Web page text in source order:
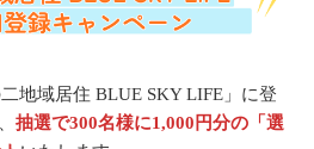
地域居住 BLUE SKY LIFE」に登
抽選で300名様に1,000円分の「選